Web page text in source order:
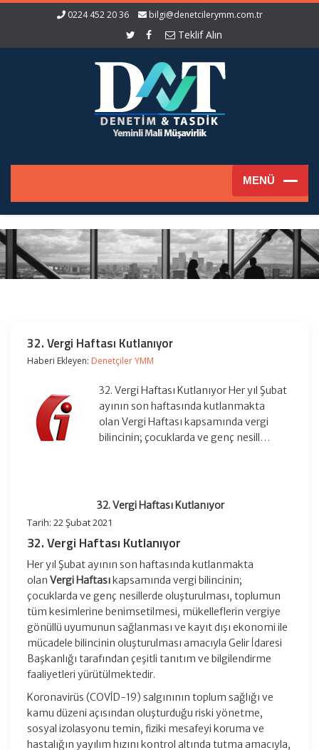
0224 452 20 36 bilgi@denetcilerymm.com.tr
Teklif Alın
32. Vergi Haftası Kutlanıyor
Haberi Ekleyen: Denetçiler YMM
32. Vergi Haftası Kutlanıyor Her yıl Şubat
ayının son haftasında kutlanmakta
olan Vergi Haftası kapsamında vergi
bilincinin; çocuklarda ve genç nesill…
32. Vergi Haftası Kutlanıyor
Tarih: 22 Şubat 2021
32. Vergi Haftası Kutlanıyor
Her yıl Şubat ayının son haftasında kutlanmakta
olan Vergi Haftasıkapsamında vergi bilincinin;
çocuklarda ve genç nesillerde oluşturulması, toplumun
tüm kesimlerine benimsetilmesi, mükelleflerin vergiye
gönüllü uyumunun sağlanması ve kayıt dışı ekonomi ile
mücadele bilincinin oluşturulması amacıyla Gelir İdaresi
Başkanlığı tarafından çeşitli tanıtım ve bilgilendirme
faaliyetleri yürütülmektedir.
Koronavirüs (COVİD-19) salgınının toplum sağlığı ve
kamu düzeni açısından oluşturduğu riski yönetme,
sosyal izolasyonu temin, fiziki mesafeyi koruma ve
hastalığın yayılım hızını kontrol altında tutma amacıyla,